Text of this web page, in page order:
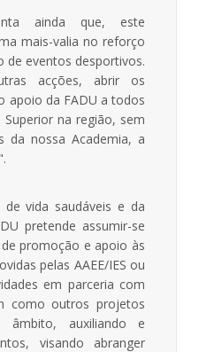
ainda que, este
mais-valia no reforço
de eventos desportivos.
acções, abrir os
apoio da FADU a todos
na região, sem
da nossa Academia, a
vida saudáveis e da
pretende assumir-se
promoção e apoio às
pelas AAEE/IES ou
em parceria com
como outros projetos
auxiliando e
visando abranger